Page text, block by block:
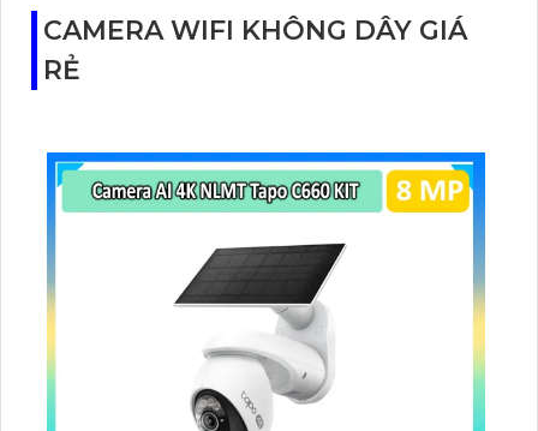
đêm cũng được cải thiện nhờ tính năng đặc biệt. Đầu
ghi còn hỗ trợ 2 HDD và công nghệ 5 in 1, giúp kết
hợp thêm 8 camera IP một cách dễ dàng.
CAMERA WIFI KHÔNG DÂY GIÁ
RẺ